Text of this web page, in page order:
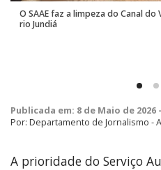
O SAAE faz a limpeza do Canal
rio Jundiá
Publicada em: 8 de Maio de 2026
Por: Departamento de Jornalismo -
A prioridade do Serviço